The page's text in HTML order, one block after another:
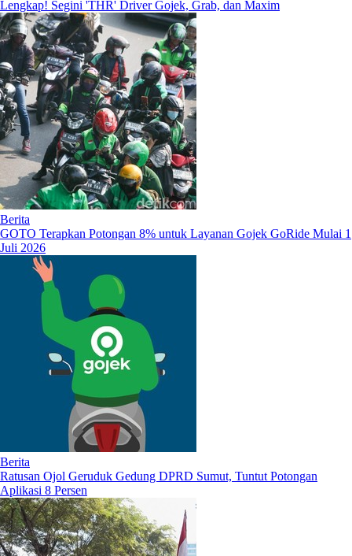
Lengkap! Segini 'THR' Driver Gojek, Grab, dan Maxim
Berita
GOTO Terapkan Potongan 8% untuk Layanan Gojek GoRide Mulai 1
Juli 2026
Berita
Ratusan Ojol Geruduk Gedung DPRD Sumut, Tuntut Potongan
Aplikasi 8 Persen